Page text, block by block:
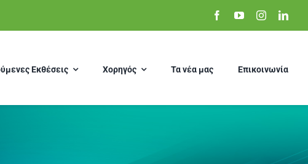
Εκθέσεις Χορηγός Τα νέα μας Επικοινωνία